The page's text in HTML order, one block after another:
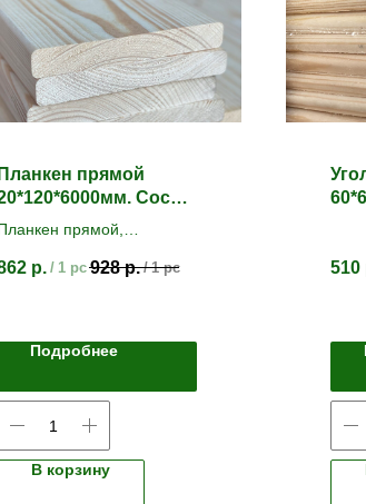
Планкен прямой
Сосна/
прямой,
р. / 1 pc 928 р. / 1 pc
Подробнее
В корзину
510